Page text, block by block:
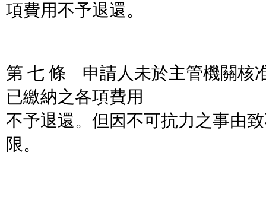
項費用不予退還。
第 七 條 申請人未於主管機關核
已繳納之各項費用
不予退還。但因不可抗力之事由
限。